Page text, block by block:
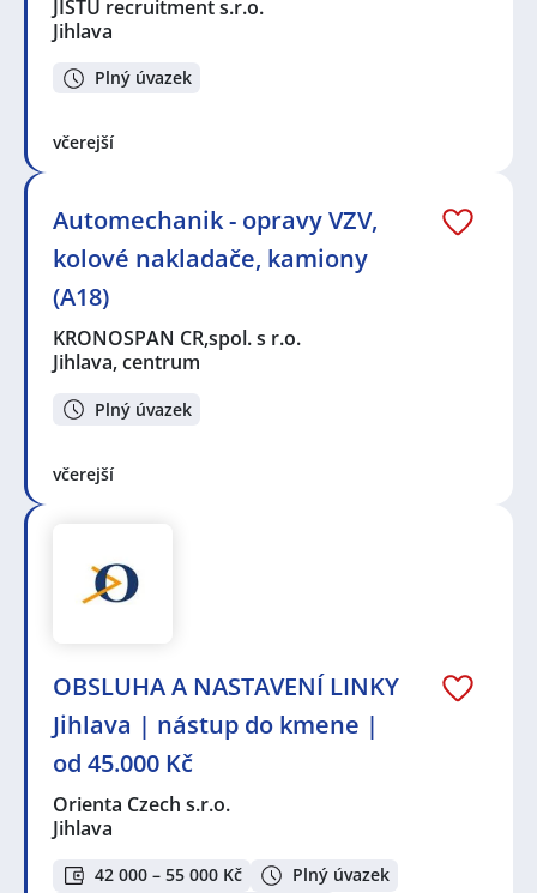
JISTU recruitment s.r.o.
Jihlava
Plný úvazek
včerejší
Automechanik - opravy VZV,
kolové nakladače, kamiony
(A18)
KRONOSPAN CR,spol. s r.o.
Jihlava, centrum
Plný úvazek
včerejší
OBSLUHA A NASTAVENÍ LINKY
Jihlava | nástup do kmene |
od 45.000 Kč
Orienta Czech s.r.o.
Jihlava
42 000 – 55 000 Kč
Plný úvazek